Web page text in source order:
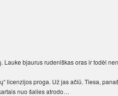
Lauke bjaurus rudeniškas oras ir todėl
licenzijos proga. Už jas ačiū. Tiesa,
nuo šalies atrodo…